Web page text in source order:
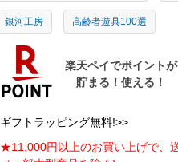
銀河工房 高齢者遊具100選
ギフトラッピング無料!>>
★11,000円以上のお買い上げで、